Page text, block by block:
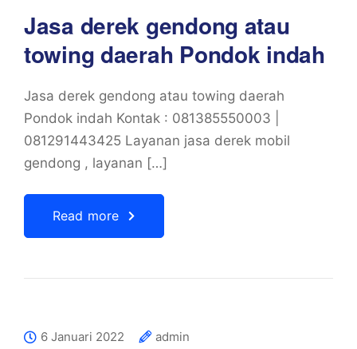
Jasa derek gendong atau
towing daerah Pondok indah
Jasa derek gendong atau towing daerah
Pondok indah Kontak : 081385550003 |
081291443425 Layanan jasa derek mobil
gendong , layanan […]
Read more
6 Januari 2022
admin